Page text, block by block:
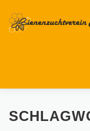
Inhalt
springen
DER VEREIN